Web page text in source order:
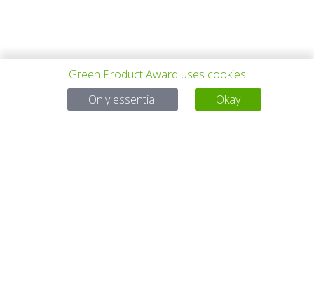
VORHERIGES ALLE PROJEKTE NÄCHSTES
Green Product Award uses cookies
Only essential
Okay